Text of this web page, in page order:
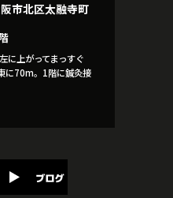
市北区太融寺町
に上がってまっすぐ
に70m。1階に鍼灸接